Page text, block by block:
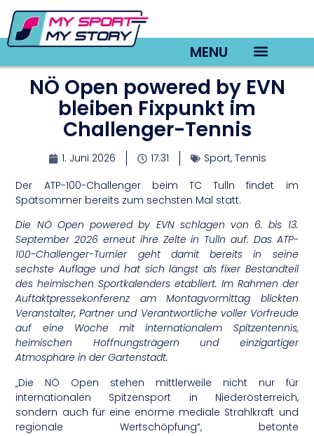
MENU
NÖ Open powered by EVN
bleiben Fixpunkt im
Challenger-Tennis
1. Juni 2026 17:31 Sport, Tennis
Der ATP-100-Challenger beim TC Tulln findet im
Spätsommer bereits zum sechsten Mal statt.
Die NÖ Open powered by EVN schlagen von 6. bis 13.
September 2026 erneut ihre Zelte in Tulln auf. Das ATP-
100-Challenger-Turnier geht damit bereits in seine
sechste Auflage und hat sich längst als fixer Bestandteil
des heimischen Sportkalenders etabliert. Im Rahmen der
Auftaktpressekonferenz am Montagvormittag blickten
Veranstalter, Partner und Verantwortliche voller Vorfreude
auf eine Woche mit internationalem Spitzentennis,
heimischen Hoffnungsträgern und einzigartiger
Atmosphäre in der Gartenstadt.
„Die NÖ Open stehen mittlerweile nicht nur für
internationalen Spitzensport in Niederösterreich,
sondern auch für eine enorme mediale Strahlkraft und
regionale Wertschöpfung“, betonte